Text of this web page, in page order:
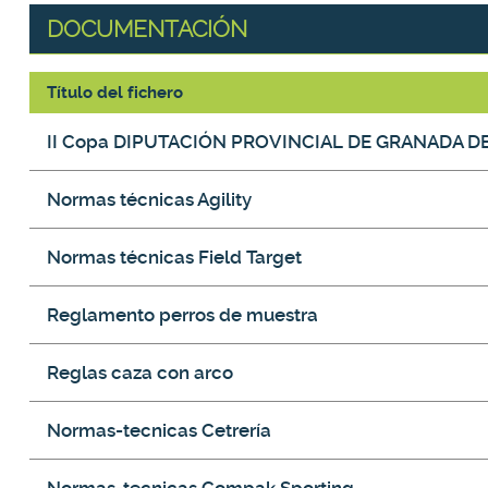
DOCUMENTACIÓN
Título del fichero
II Copa DIPUTACIÓN PROVINCIAL DE GRANADA
Normas técnicas Agility
Normas técnicas Field Target
Reglamento perros de muestra
Reglas caza con arco
Normas-tecnicas Cetrería